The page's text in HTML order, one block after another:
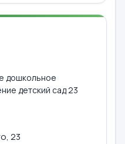
дошкольное
детский сад 23
23